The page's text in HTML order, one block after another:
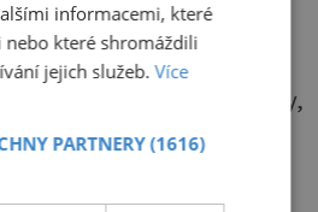
květiny, rostliny,
místa i stavby, známé
i abstraktní obrazy,
a nechat si
podle čísel
informacemi, které
které shromáždili
jejich služeb.Více
PARTNERY(1616)